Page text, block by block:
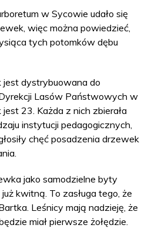
w Sycowie udało się
więc można powiedzieć,
tych potomków dębu
dystrybuowana do
Lasów Państwowych w
23. Każda z nich zbierała
instytucji pedagogicznych,
chęć posadzenia drzewek
jako samodzielne byty
kwitną. To zasługa tego, że
Leśnicy mają nadzieję, że
miał pierwsze żołędzie.